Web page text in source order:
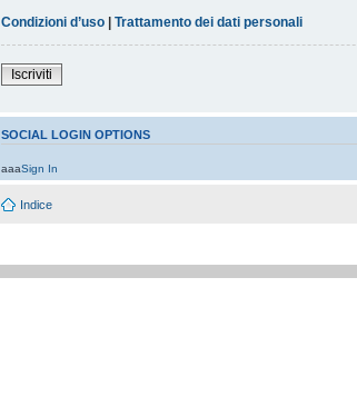
Condizioni d’uso | Trattamento dei dati personali
Iscriviti
SOCIAL LOGIN OPTIONS
aaaSign In
Indice